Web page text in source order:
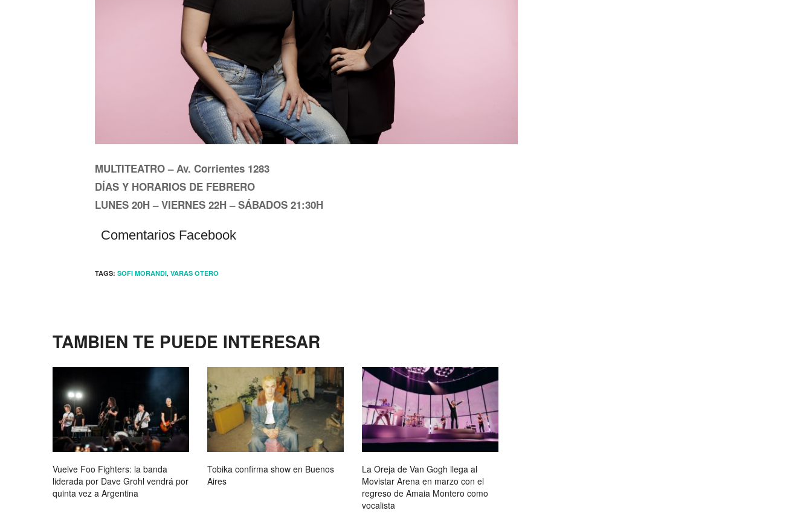
MULTITEATRO – Av. Corrientes 1283
DÍAS Y HORARIOS DE FEBRERO
LUNES 20H – VIERNES 22H – SÁBADOS 21:30H
Comentarios Facebook
TAGS: SOFI MORANDI, VARAS OTERO
TAMBIEN TE PUEDE INTERESAR
Vuelve Foo Fighters: la banda
liderada por Dave Grohl vendrá por
quinta vez a Argentina
Tobika confirma show en Buenos
Aires
La Oreja de Van Gogh llega al
Movistar Arena en marzo con el
regreso de Amaia Montero como
vocalista